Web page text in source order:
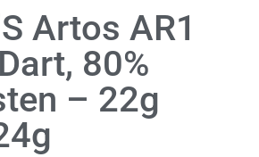
Artos AR1
80%
– 22g